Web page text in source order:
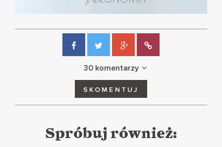
30 komentarzy
SKOMENTUJ
Spróbuj również: